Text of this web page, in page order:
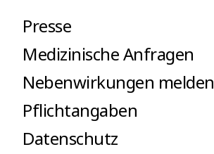
Presse
Medizinische Anfragen
Nebenwirkungen melden
Pflichtangaben
Datenschutz